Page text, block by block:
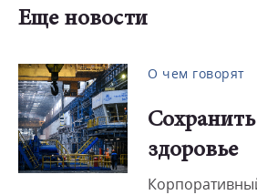
Еще новости
О чем говорят
здоровье